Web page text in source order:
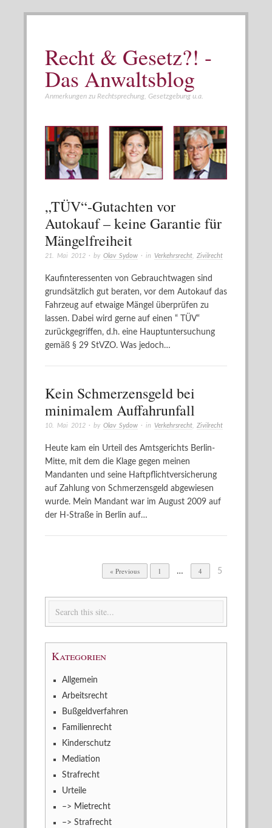
Recht & Gesetz?! -
Das Anwaltsblog
Anmerkungen zu Rechtsprechung, Gesetzgebung u.a.
„TÜV“-Gutachten vor
Autokauf – keine Garantie für
Mängelfreiheit
21. Mai 2012 · by Olav Sydow · in Verkehrsrecht, Zivilrecht
Kaufinteressenten von Gebrauchtwagen sind
grundsätzlich gut beraten, vor dem Autokauf das
Fahrzeug auf etwaige Mängel überprüfen zu
lassen. Dabei wird gerne auf einen “ TÜV“
zurückgegriffen, d.h. eine Hauptuntersuchung
gemäß § 29 StVZO. Was jedoch…
Kein Schmerzensgeld bei
minimalem Auffahrunfall
10. Mai 2012 · by Olav Sydow · in Verkehrsrecht, Zivilrecht
Heute kam ein Urteil des Amtsgerichts Berlin-
Mitte, mit dem die Klage gegen meinen
Mandanten und seine Haftpflichtversicherung
auf Zahlung von Schmerzensgeld abgewiesen
wurde. Mein Mandant war im August 2009 auf
der H-Straße in Berlin auf…
« Previous 1 … 4 5
Kategorien
Allgemein
Arbeitsrecht
Bußgeldverfahren
Familienrecht
Kinderschutz
Mediation
Strafrecht
Urteile
–> Mietrecht
–> Strafrecht